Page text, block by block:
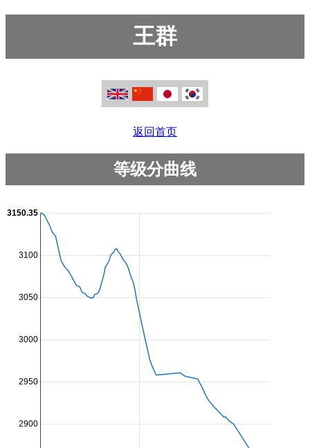
王群
返回首页
等级分曲线
2900
2950
3000
3050
3100
3150.35